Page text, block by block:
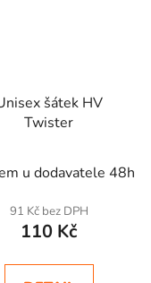
šátek HV
Twister
u dodavatele 48h
91 Kč bez DPH
110 Kč